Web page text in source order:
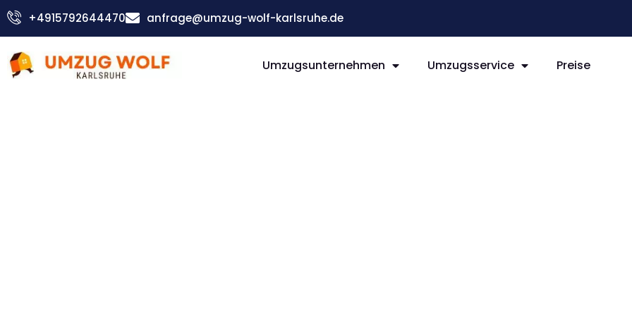
Zum
Inhalt
+4915792644470 anfrage@umzug-wolf-karlsruhe.de
Umzugsunternehmen Umzugsservice Preise